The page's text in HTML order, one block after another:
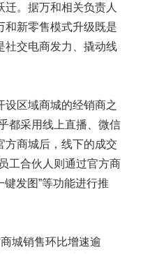
。据万和相关负责人
和新零售模式升级既是
社交电商发力、撬动线
设区域商城的经销商之
都采用线上直播、微信
方商城后，线下的成交
工合伙人则通过官方商
键发图”等功能进行推
城销售环比增速逾